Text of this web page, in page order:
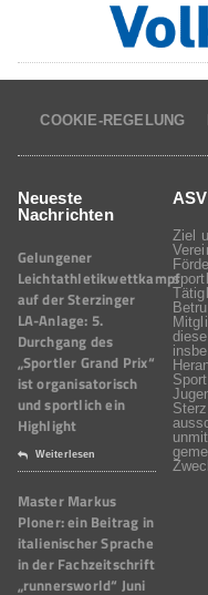
COOKIE-REGELUNG
Neueste
Nachrichten
Gelungener
Leichtathletikwettkampf
auf der Sterzinger
LA-Anlage: 5.
Durchgang des
„Sportler Grand Prix“
ist organisatorisch
und sportlich ein
Highlight
Weiterlesen
Master Markus
Ploner: ein Beitrag in
italienischer Sprache
in der Fachzeitschrift
„runnersworld“ Juni
Ziel